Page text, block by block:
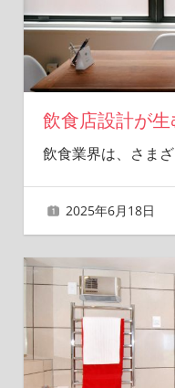
飲食店設計が
飲食業界は、さま
2025年6月18日